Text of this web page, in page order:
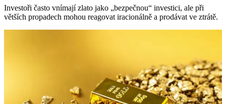
Investoři často vnímají zlato jako „bezpečnou“ investici, ale při
větších propadech mohou reagovat iracionálně a prodávat ve ztrátě.